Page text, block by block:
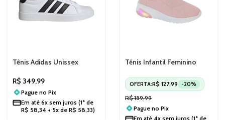
Tênis Adidas Unissex
R$ 349,99
Pague no Pix
Em até 6x sem juros (1ª de
R$ 58,34 + 5x de R$ 58,33)
Tênis Infantil Feminino
Confortável 2571200
OFERTA:R$ 127,99 -20%
R$159,99
Pague no Pix
Em até 4x sem juros (1ª de